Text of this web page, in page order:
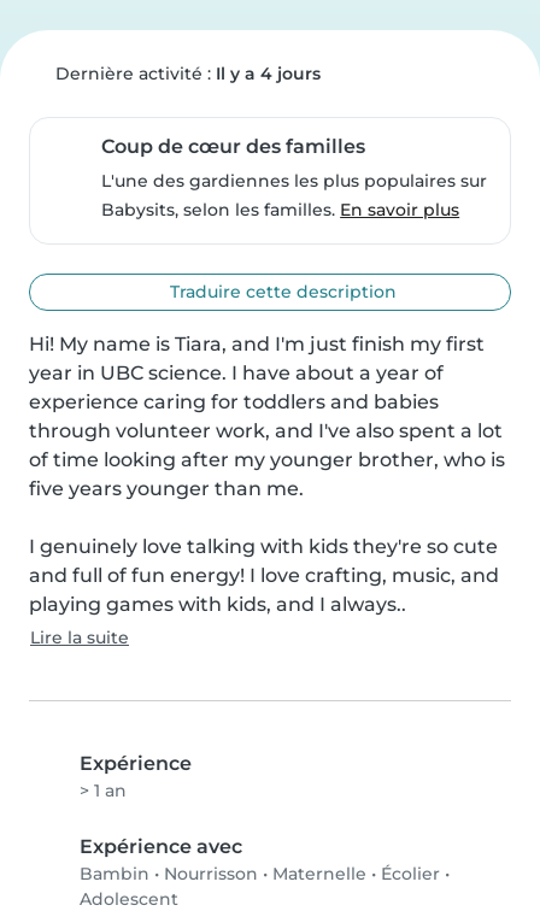
Dernière activité : Il y a 4 jours
Coup de cœur des familles
L'une des gardiennes les plus populaires sur
Babysits, selon les familles. En savoir plus
Traduire cette description
Hi! My name is Tiara, and I'm just finish my first
year in UBC science. I have about a year of
experience caring for toddlers and babies
through volunteer work, and I've also spent a lot
of time looking after my younger brother, who is
five years younger than me.
I genuinely love talking with kids they're so cute
and full of fun energy! I love crafting, music, and
playing games with kids, and I always..
Lire la suite
Expérience
> 1 an
Expérience avec
Bambin • Nourrisson • Maternelle • Écolier •
Adolescent